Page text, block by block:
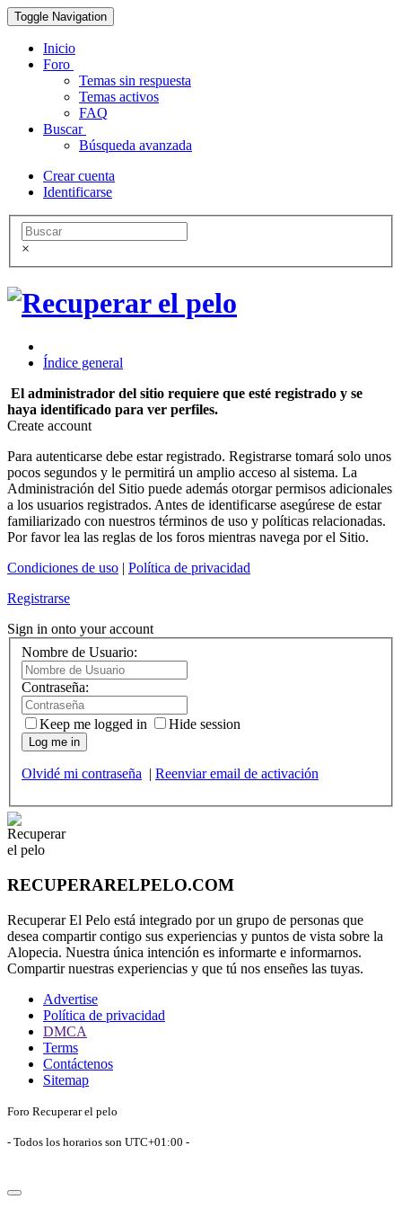
Toggle Navigation
Inicio
Foro
Temas sin respuesta
Temas activos
FAQ
Buscar
Búsqueda avanzada
Crear cuenta
Identificarse
×
Índice general
El administrador del sitio requiere que esté registrado y se
haya identificado para ver perfiles.
Create account
Para autenticarse debe estar registrado. Registrarse tomará solo unos
pocos segundos y le permitirá un amplio acceso al sistema. La
Administración del Sitio puede además otorgar permisos adicionales
a los usuarios registrados. Antes de identificarse asegúrese de estar
familiarizado con nuestros términos de uso y políticas relacionadas.
Por favor lea las reglas de los foros mientras navega por el Sitio.
Condiciones de uso
Política de privacidad
Registrarse
Sign in onto your account
Nombre de Usuario:
Contraseña:
Keep me logged in Hide session
Log me in
Olvidé mi contraseña | Reenviar email de activación
RECUPERARELPELO.COM
Recuperar El Pelo está integrado por un grupo de personas que
desea compartir contigo sus experiencias y puntos de vista sobre la
Alopecia. Nuestra única intención es informarte e informarnos.
Compartir nuestras experiencias y que tú nos enseñes las tuyas.
Advertise
Política de privacidad
DMCA
Terms
Contáctenos
Sitemap
Foro Recuperar el pelo
- Todos los horarios son UTC+01:00 -